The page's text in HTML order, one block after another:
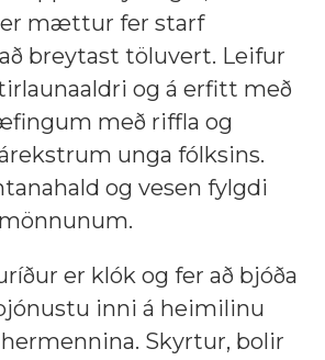
mættur fer starf
breytast töluvert. Leifur
og á erfitt með
með riffla og
unga fólksins.
og vesen fylgdi
er klók og fer að bjóða
inni á heimilinu
Skyrtur, bolir